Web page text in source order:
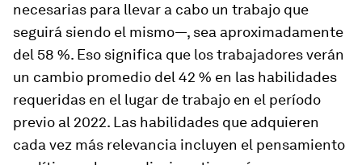
necesarias para llevar a cabo un trabajo que
seguirá siendo el mismo—, sea aproximadamente
del 58 %. Eso significa que los trabajadores verán
un cambio promedio del 42 % en las habilidades
requeridas en el lugar de trabajo en el período
previo al 2022. Las habilidades que adquieren
cada vez más relevancia incluyen el pensamiento